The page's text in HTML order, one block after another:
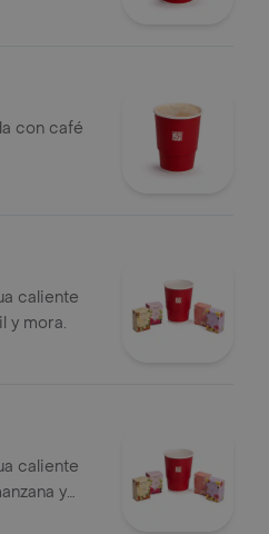
con café
caliente
y mora.
caliente
y